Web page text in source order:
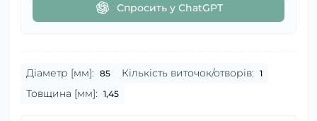
Спросить у ChatGPT
Діаметр [мм]: 85 Кількість виточок/отворів: 1
Товщина [мм]: 1,45